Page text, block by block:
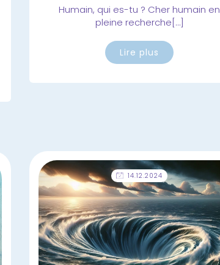
Humain, qui es-tu ? Cher humain en
pleine recherche[…]
Lire plus
14.12.2024